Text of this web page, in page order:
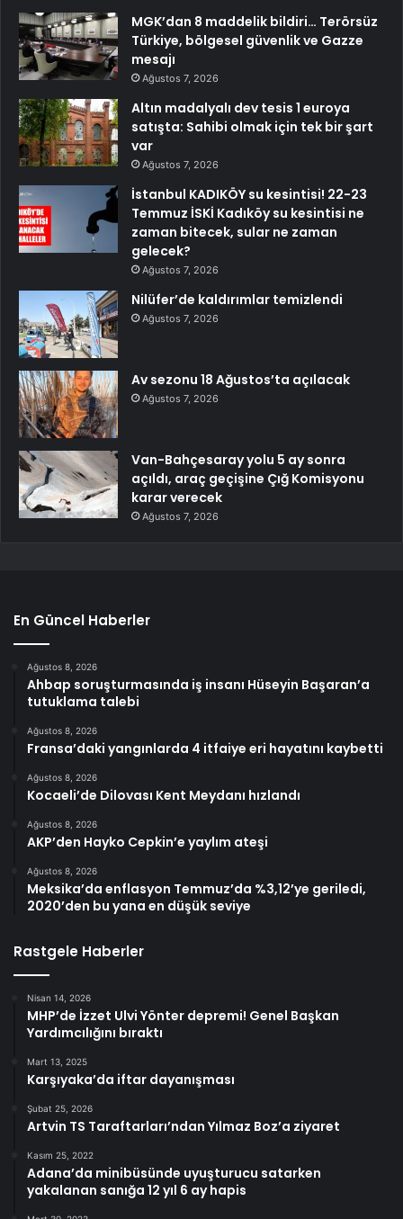
MGK’dan 8 maddelik bildiri… Terörsüz
Türkiye, bölgesel güvenlik ve Gazze
mesajı
Ağustos 7, 2026
Altın madalyalı dev tesis 1 euroya
satışta: Sahibi olmak için tek bir şart
var
Ağustos 7, 2026
İstanbul KADIKÖY su kesintisi! 22-23
Temmuz İSKİ Kadıköy su kesintisi ne
zaman bitecek, sular ne zaman
gelecek?
Ağustos 7, 2026
Nilüfer’de kaldırımlar temizlendi
Ağustos 7, 2026
Av sezonu 18 Ağustos’ta açılacak
Ağustos 7, 2026
Van-Bahçesaray yolu 5 ay sonra
açıldı, araç geçişine Çığ Komisyonu
karar verecek
Ağustos 7, 2026
En Güncel Haberler
Ağustos 8, 2026
Ahbap soruşturmasında iş insanı Hüseyin Başaran’a
tutuklama talebi
Ağustos 8, 2026
Fransa’daki yangınlarda 4 itfaiye eri hayatını kaybetti
Ağustos 8, 2026
Kocaeli’de Dilovası Kent Meydanı hızlandı
Ağustos 8, 2026
AKP’den Hayko Cepkin’e yaylım ateşi
Ağustos 8, 2026
Meksika’da enflasyon Temmuz’da %3,12’ye geriledi,
2020’den bu yana en düşük seviye
Rastgele Haberler
Nisan 14, 2026
MHP’de İzzet Ulvi Yönter depremi! Genel Başkan
Yardımcılığını bıraktı
Mart 13, 2025
Karşıyaka’da iftar dayanışması
Şubat 25, 2026
Artvin TS Taraftarları’ndan Yılmaz Boz’a ziyaret
Kasım 25, 2022
Adana’da minibüsünde uyuşturucu satarken
yakalanan sanığa 12 yıl 6 ay hapis